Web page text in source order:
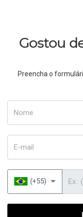
Gostou
Preencha o
(+55)